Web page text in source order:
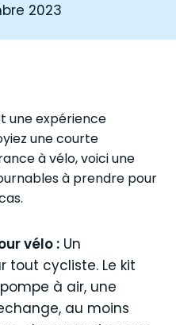
2023
une expérience
une courte
à vélo, voici une
à prendre pour
vélo : Un
tout cycliste. Le kit
à air, une
au moins